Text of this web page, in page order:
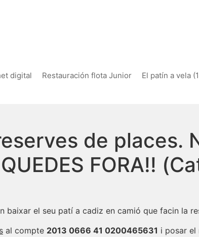
digital Restauración flota Junior El patín a vela
de places.
FORA!!
baixar el seu patí a cadiz en camió que facin la
al compte 2013 0666 41 0200465631 i posar el